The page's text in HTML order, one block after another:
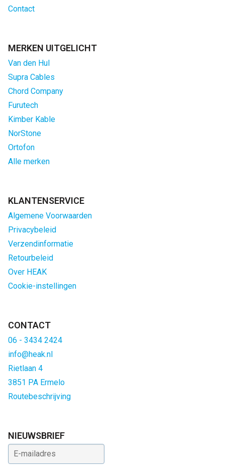
Contact
MERKEN UITGELICHT
Van den Hul
Supra Cables
Chord Company
Furutech
Kimber Kable
NorStone
Ortofon
Alle merken
KLANTENSERVICE
Algemene Voorwaarden
Privacybeleid
Verzendinformatie
Retourbeleid
Over HEAK
Cookie-instellingen
CONTACT
06 - 3434 2424
info@heak.nl
Rietlaan 4
3851 PA Ermelo
Routebeschrijving
NIEUWSBRIEF
E-mailadres